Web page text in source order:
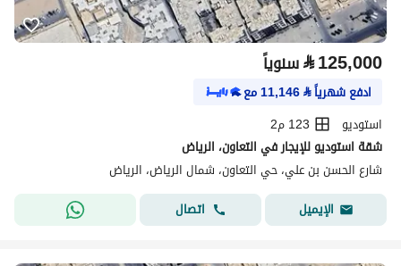
⃁125,000 سنوياً
ادفع شهرياً⃁
11,146مع
استوديو
123 م2
شقة استوديو للإيجار في التعاون، الرياض
شارع الحسن بن علي، حي التعاون، شمال الرياض، الرياض
الإيميل
اتصال